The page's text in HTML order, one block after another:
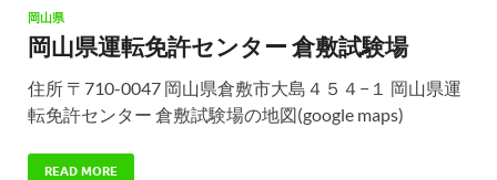
岡山県
岡山県運転免許センター 倉敷試験場
住所 〒710-0047 岡山県倉敷市大島４５４−１ 岡山県運
転免許センター 倉敷試験場の地図(google maps)
READ MORE